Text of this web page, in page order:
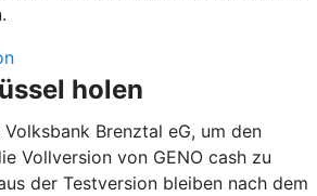
holen
Brenztal eG, um den
Vollversion von GENO cash zu
der Testversion bleiben nach dem